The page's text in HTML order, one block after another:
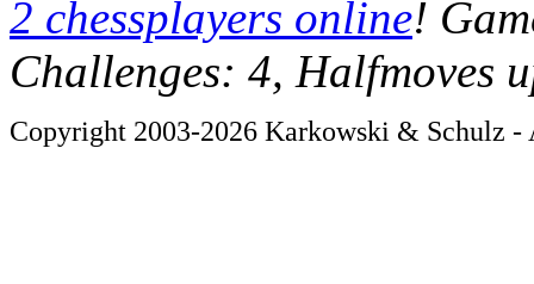
2 chessplayers online!
Challenges: 4, Halfmoves
Copyright 2003-2026 Karkowski & Schulz